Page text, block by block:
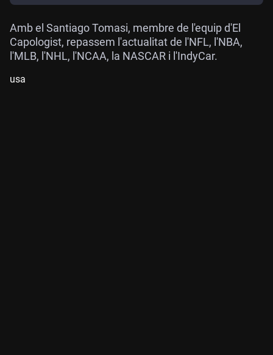
Amb el Santiago Tomasi, membre de l'equip d'El
Capologist, repassem l'actualitat de l'NFL, l'NBA,
l'MLB, l'NHL, l'NCAA, la NASCAR i l'IndyCar.
usa